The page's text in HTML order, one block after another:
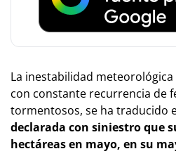
La inestabilidad
con constante recurrencia de
tormentosos, se ha traducido
declarada con siniestro que
hectáreas en mayo, en su